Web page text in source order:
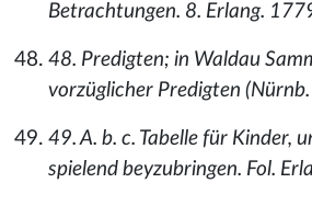
Betrachtungen. 8. Erlang.
48. Predigten; in Waldau
vorzüglicher Predigten
49. A. b. c. Tabelle für Kinder,
spielend beyzubringen. Fol.